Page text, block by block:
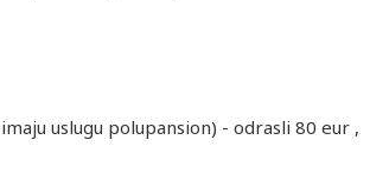
uslugu polupansion) - odrasli 80 eur ,